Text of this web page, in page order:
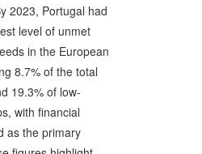
2023, Portugal had
level of unmet
in the European
8.7% of the total
19.3% of low-
with financial
as the primary